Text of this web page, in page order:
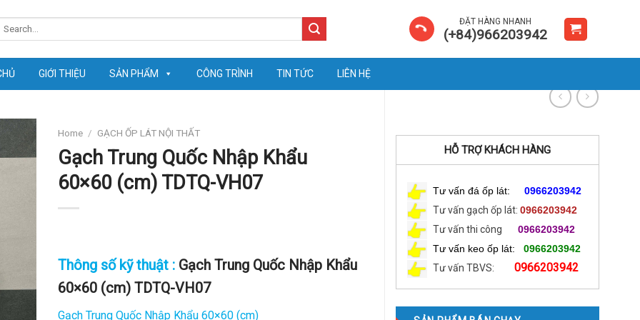
ĐẶT HÀNG NHANH
(+84)966203942
GIỚI THIỆU SẢN PHẨM CÔNG TRÌNH TIN TỨC LIÊN HỆ
HỖ TRỢ KHÁCH HÀNG
Tư vấn đá ốp lát: 0966203942
Tư vấn gạch ốp lát: 0966203942
Tư vấn thi công
0966203942
Tư vấn keo ốp lát:
0966203942
Tư vấn TBVS:
0966203942
Home / GẠCH ỐP LÁT NỘI THẤT
Gạch Trung Quốc Nhập Khẩu
60×60 (cm) TDTQ-VH07
Thông số kỹ thuật : Gạch Trung Quốc Nhập Khẩu
60×60 (cm) TDTQ-VH07
Gạch Trung Quốc Nhập Khẩu 60×60 (cm)